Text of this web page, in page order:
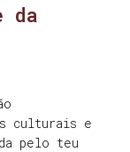
da
culturais e
pelo teu